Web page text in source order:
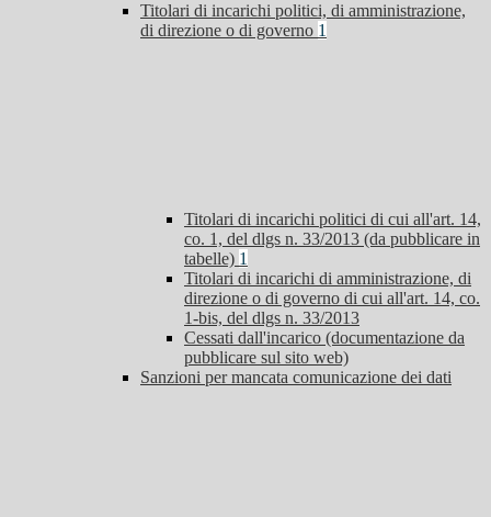
Titolari di incarichi politici, di amministrazione,
di direzione o di governo 1
Titolari di incarichi politici di cui all'art. 14,
co. 1, del dlgs n. 33/2013 (da pubblicare in
tabelle) 1
Titolari di incarichi di amministrazione, di
direzione o di governo di cui all'art. 14, co.
1-bis, del dlgs n. 33/2013
Cessati dall'incarico (documentazione da
pubblicare sul sito web)
Sanzioni per mancata comunicazione dei dati